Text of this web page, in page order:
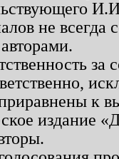
не
к
издание